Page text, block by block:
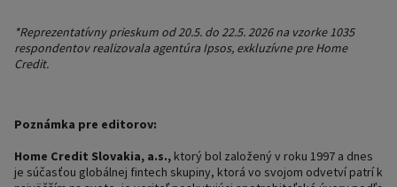
*Reprezentatívny prieskum od 20.5. do 22.5. 2026 na vzorke 1035
respondentov realizovala agentúra Ipsos, exkluzívne pre Home
Credit.
Poznámka pre editorov:
Home Credit Slovakia, a.s., ktorý bol založený v roku 1997 a dnes
je súčasťou globálnej fintech skupiny, ktorá vo svojom odvetví patrí k